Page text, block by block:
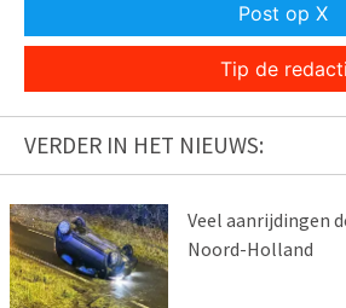
Post op X
Tip de
VERDER IN HET NIEUWS:
Veel aanrijdingen
Noord-Holland